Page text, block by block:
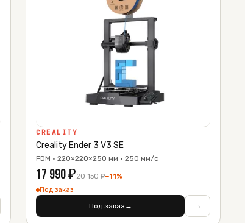
CREALITY
Creality Ender 3 V3 SE
FDM · 220×220×250 мм · 250 мм/с
17 990₽20 150₽−11%
Под заказ
Под заказ → →